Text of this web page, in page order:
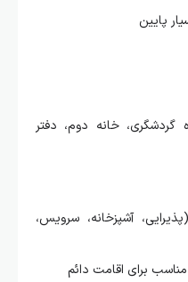
خانه دوم، دفتر
سرویس،
اقامت دائم